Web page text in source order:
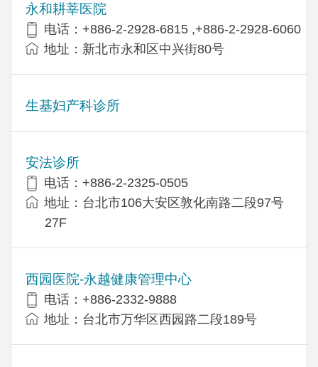
永和耕莘医院
电话：+886-2-2928-6815 ,+886-2-2928-6060
地址：新北市永和区中兴街80号
生基妇产科诊所
安法诊所
电话：+886-2-2325-0505
地址：台北市106大安区敦化南路二段97号
27F
西园医院-永越健康管理中心
电话：+886-2332-9888
地址：台北市万华区西园路二段189号